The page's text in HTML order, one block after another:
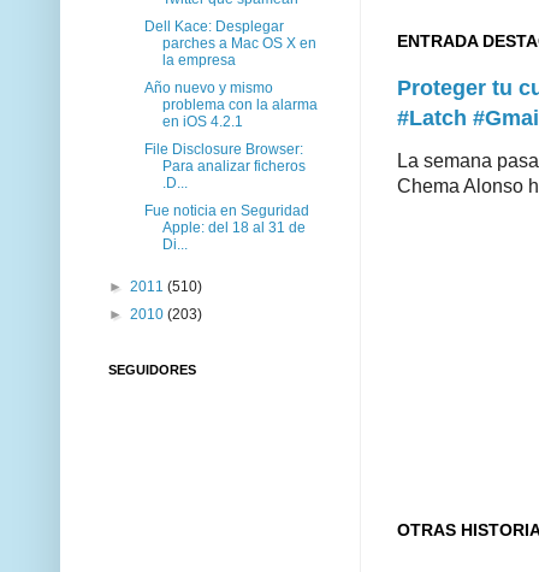
ENTRADA
Proteger tu
#Latch
La semana
Chema Alonso
OTRAS
Dell Kace: Desplegar
parches a Mac OS X en
la empresa
Año nuevo y mismo
problema con la alarma
en iOS 4.2.1
File Disclosure Browser:
Para analizar ficheros
.D...
Fue noticia en Seguridad
Apple: del 18 al 31 de
Di...
► 2011 (510)
► 2010 (203)
SEGUIDORES